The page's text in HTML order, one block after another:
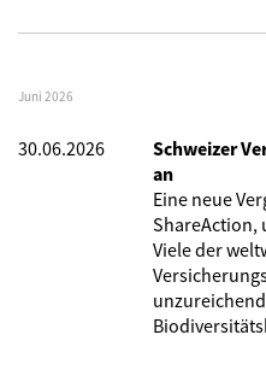
Juni 2026
30.06.2026
Schweizer
an
Eine neue
ShareAction,
Viele der